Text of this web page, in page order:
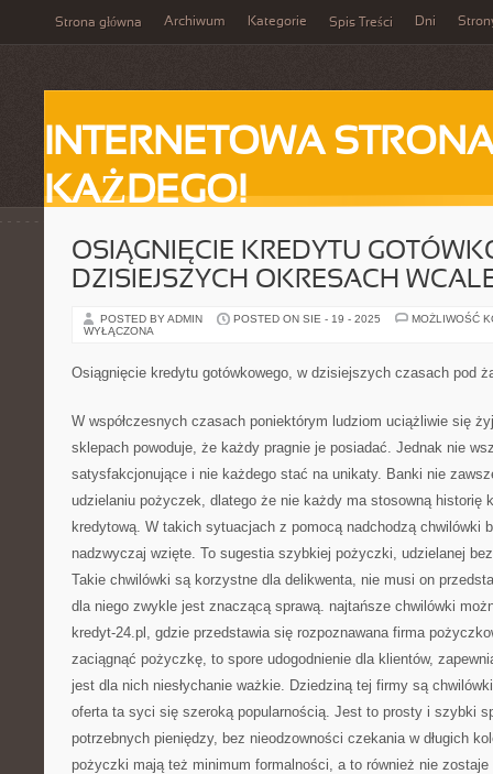
Strona główna Archiwum Kategorie Spis Treści Dni
INTERNETOWA
KAŻDEGO!
OSIĄGNIĘCIE KREDYTU
DZISIEJSZYCH OKRESACH
POSTED BY ADMIN POSTED ON SIE - 19 - 2025
MOŻLIWOŚĆ
WYŁĄCZONA
Osiągnięcie kredytu gotówkowego, w dzisiejszych czasach pod
W współczesnych czasach poniektórym ludziom uciążliwie się
sklepach powoduje, że każdy pragnie je posiadać. Jednak nie
satysfakcjonujące i nie każdego stać na unikaty. Banki nie
udzielaniu pożyczek, dlatego że nie każdy ma stosowną historię
kredytową. W takich sytuacjach z pomocą nadchodzą chwilówki
nadzwyczaj wzięte. To sugestia szybkiej pożyczki, udzielanej
Takie chwilówki są korzystne dla delikwenta, nie musi on
dla niego zwykle jest znaczącą sprawą. najtańsze chwilówki
kredyt-24.pl, gdzie przedstawia się rozpoznawana firma
zaciągnąć pożyczkę, to spore udogodnienie dla klientów,
jest dla nich niesłychanie ważkie. Dziedziną tej firmy są
oferta ta syci się szeroką popularnością. Jest to prosty i szybki
potrzebnych pieniędzy, bez nieodzowności czekania w długich
pożyczki mają też minimum formalności, a to również nie